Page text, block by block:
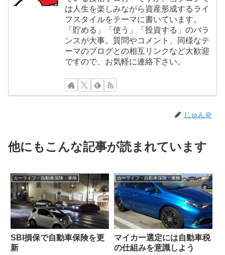
は人生を楽しみながら資産形成するライ
フスタイルをテーマに書いています。
「貯める」「使う」「投資する」のバラ
ンスが大事。質問やコメント、同様なテ
ーマのブログとの相互リンクなど大歓迎
ですので、お気軽に連絡下さい。
じゅん＠
他にもこんな記事が読まれています
カーライフ・自動車保険・車検
SBI損保で自動車保険を更
新
カーライフ・自動車保険・車検
マイカー選定には自動車税
の仕組みを意識しよう